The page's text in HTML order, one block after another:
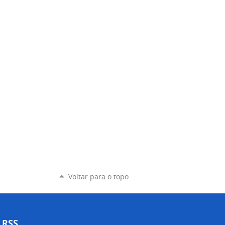
Voltar para o topo